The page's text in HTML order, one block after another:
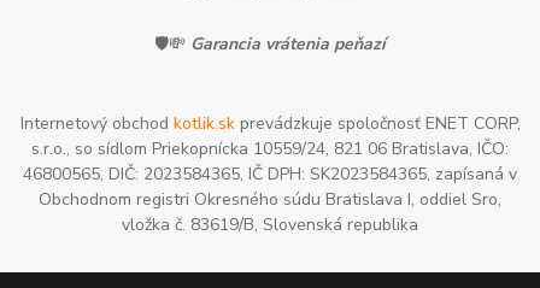
🛡️💸 Garancia vrátenia peňazí
Internetový obchod kotlik.skprevádzkuje spoločnosť ENET CORP,
s.r.o., so sídlom Priekopnícka 10559/24, 821 06 Bratislava, IČO:
46800565, DIČ: 2023584365, IČ DPH: SK2023584365, zapísaná v
Obchodnom registri Okresného súdu Bratislava I, oddiel Sro,
vložka č. 83619/B, Slovenská republika